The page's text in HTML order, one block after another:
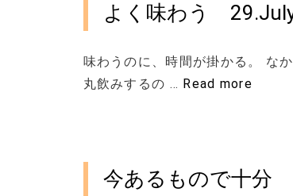
よく味わう
味わうのに、時間が掛かる。 な
丸飲みするの … Read more
今あるもので十分